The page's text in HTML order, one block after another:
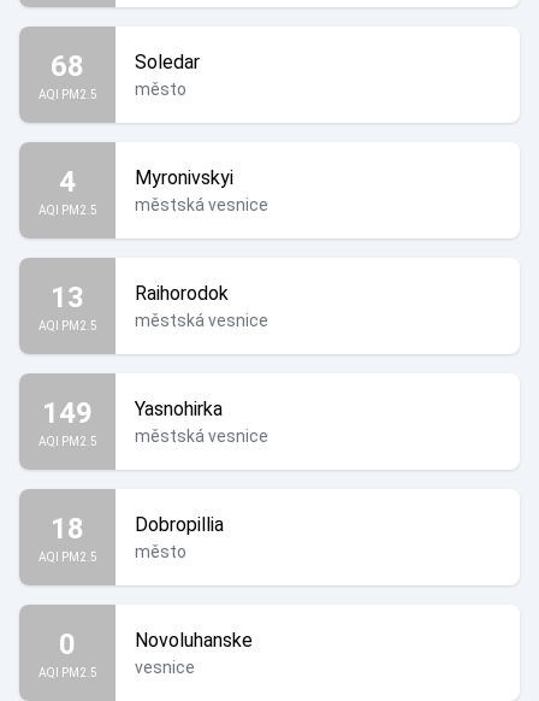
68
AQI PM2.5
Soledar
město
4
AQI PM2.5
Myronivskyi
městská vesnice
13
AQI PM2.5
Raihorodok
městská vesnice
149
AQI PM2.5
Yasnohirka
městská vesnice
18
AQI PM2.5
Dobropillia
město
0
AQI PM2.5
Novoluhanske
vesnice